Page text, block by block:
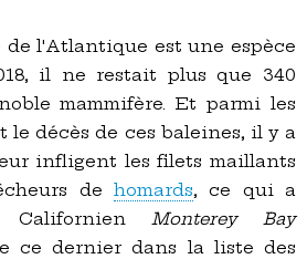
de l'Atlantique est une espèce
il ne restait plus que 340
mammifère. Et parmi les
décès de ces baleines, il y a
infligent les filets maillants
de homards, ce qui a
Californien Monterey Bay
ce dernier dans la liste des